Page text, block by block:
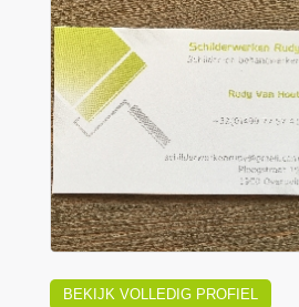
BEKIJK VOLLEDIG PROFIEL